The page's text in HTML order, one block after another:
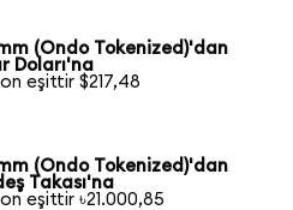
(Ondo Tokenized)'dan
Doları'na
eşittir $217,48
(Ondo Tokenized)'dan
Takası'na
eşittir ৳21.000,85